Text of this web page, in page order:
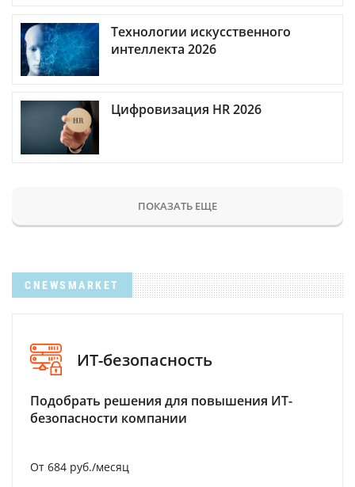
Технологии искусственного
интеллекта 2026
Цифровизация HR 2026
ПОКАЗАТЬ ЕЩЕ
CNEWSMARKET
ИТ-безопасность
Подобрать решения для повышения ИТ-
безопасности компании
От 684 руб./месяц